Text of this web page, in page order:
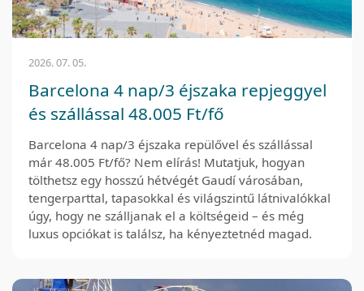
2026. 07. 05.
Barcelona 4 nap/3 éjszaka repjeggyel
és szállással 48.005 Ft/fő
Barcelona 4 nap/3 éjszaka repülővel és szállással
már 48.005 Ft/fő? Nem elírás! Mutatjuk, hogyan
tölthetsz egy hosszú hétvégét Gaudí városában,
tengerparttal, tapasokkal és világszintű látnivalókkal
úgy, hogy ne szálljanak el a költségeid – és még
luxus opciókat is találsz, ha kényeztetnéd magad.